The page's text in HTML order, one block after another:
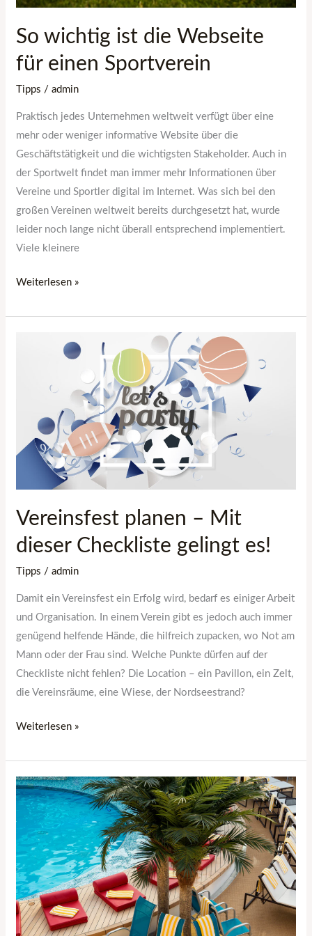
So wichtig ist die Webseite
für einen Sportverein
Tipps /admin
Praktisch jedes Unternehmen weltweit verfügt über eine
mehr oder weniger informative Website über die
Geschäftstätigkeit und die wichtigsten Stakeholder. Auch in
der Sportwelt findet man immer mehr Informationen über
Vereine und Sportler digital im Internet. Was sich bei den
großen Vereinen weltweit bereits durchgesetzt hat, wurde
leider noch lange nicht überall entsprechend implementiert.
Viele kleinere
Weiterlesen »
Vereinsfest planen – Mit
dieser Checkliste gelingt es!
Tipps /admin
Damit ein Vereinsfest ein Erfolg wird, bedarf es einiger Arbeit
und Organisation. In einem Verein gibt es jedoch auch immer
genügend helfende Hände, die hilfreich zupacken, wo Not am
Mann oder der Frau sind. Welche Punkte dürfen auf der
Checkliste nicht fehlen? Die Location – ein Pavillon, ein Zelt,
die Vereinsräume, eine Wiese, der Nordseestrand?
Vereinsfest
dieser
Checkliste
gelingt
Weiterlesen »
Warum
sich
die
Anschaffung
eines
Pools
lohnt